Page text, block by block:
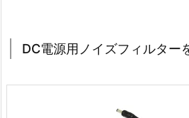
DC電源用ノイズフィルター